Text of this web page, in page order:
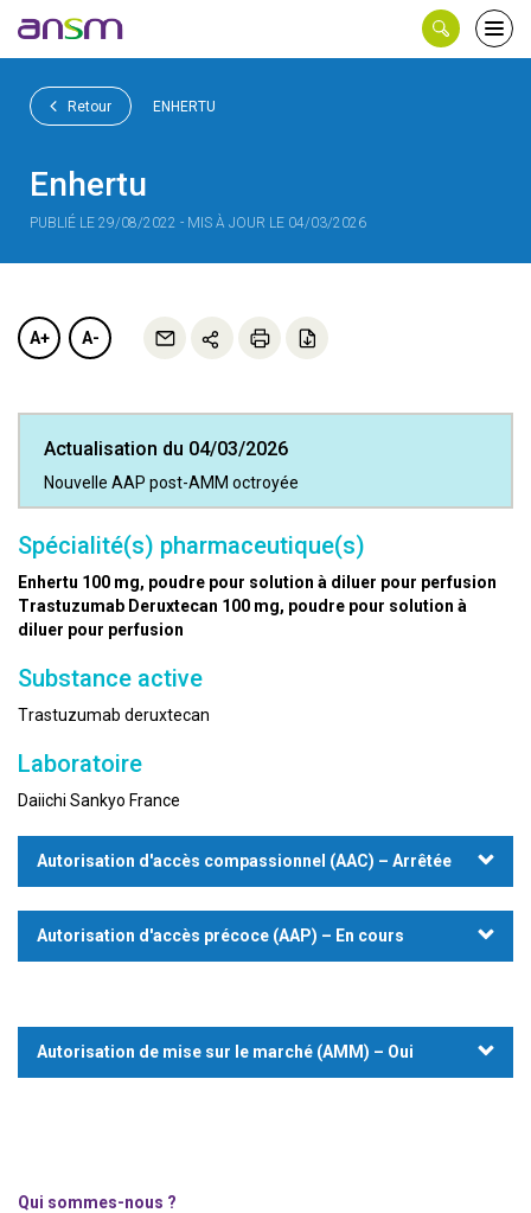
le
Retour ENHERTU
Enhertu
PUBLIÉ LE 29/08/2022 - MIS À JOUR LE 04/03/2026
A+ A-
Actualisation du 04/03/2026
Nouvelle AAP post-AMM octroyée
Spécialité(s) pharmaceutique(s)
Enhertu 100 mg, poudre pour solution à diluer pour perfusion
Trastuzumab Deruxtecan 100 mg, poudre pour solution à
diluer pour perfusion
Substance active
Trastuzumab deruxtecan
Laboratoire
Daiichi Sankyo France
Autorisation d'accès compassionnel (AAC) – Arrêtée
Autorisation d'accès précoce (AAP) – En cours
Autorisation de mise sur le marché (AMM) – Oui
Qui sommes-nous ?